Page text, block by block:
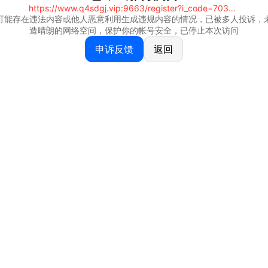
https://www.q4sdgj.vip:9663/register?i_code=70328081
能存在违法内容或他人恶意利用生成违规内容的情况，已被多人投诉，
造晴朗的网络空间，保护你的帐号安全，已停止本次访问
申诉反馈 返回